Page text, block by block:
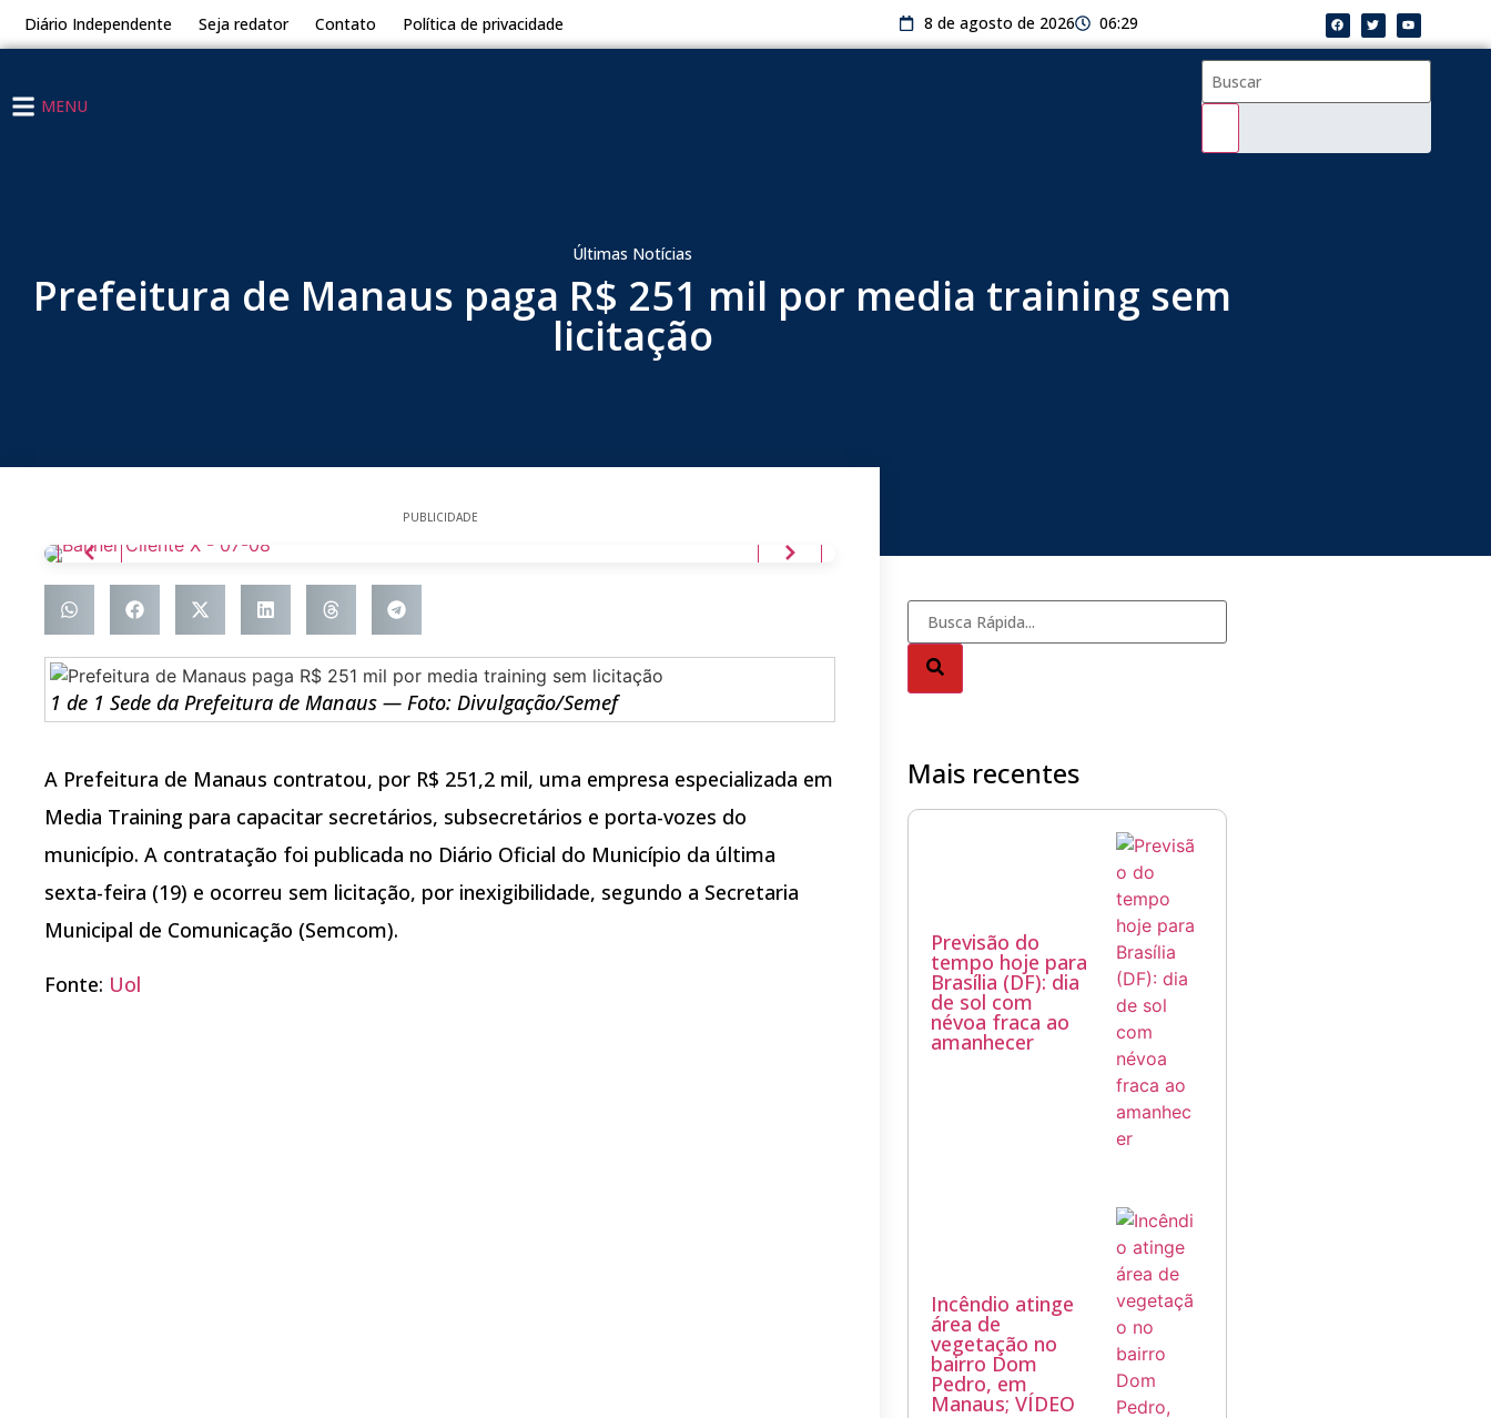
Diário Independente Seja redator Contato Política de privacidade 8 de agosto de 2026 06:29
MENU
Últimas Notícias
Prefeitura de Manaus paga R$ 251 mil por media training sem
licitação
PUBLICIDADE
1 de 1 Sede da Prefeitura de Manaus — Foto: Divulgação/Semef
A Prefeitura de Manaus contratou, por R$ 251,2 mil, uma empresa especializada em
Media Training para capacitar secretários, subsecretários e porta-vozes do
município. A contratação foi publicada no Diário Oficial do Município da última
sexta-feira (19) e ocorreu sem licitação, por inexigibilidade, segundo a Secretaria
Municipal de Comunicação (Semcom).
Fonte: Uol
Mais recentes
Previsão do
tempo hoje para
Brasília (DF): dia
de sol com
névoa fraca ao
amanhecer
Incêndio atinge
área de
vegetação no
bairro Dom
Pedro, em
Manaus; VÍDEO